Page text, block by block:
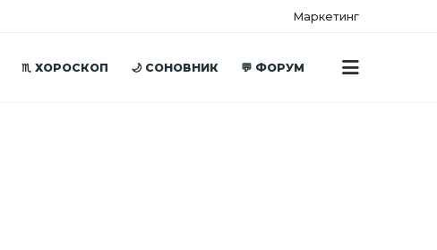
Маркетинг
♏ ХОРОСКОП 🌙 СОНОВНИК 💬 ФОРУМ